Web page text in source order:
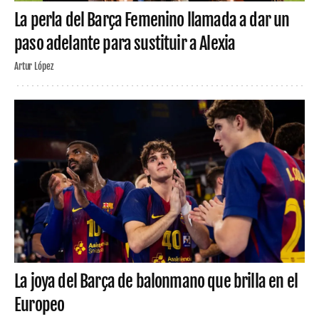
La perla del Barça Femenino llamada a dar un
paso adelante para sustituir a Alexia
Artur López
La joya del Barça de balonmano que brilla en el
Europeo